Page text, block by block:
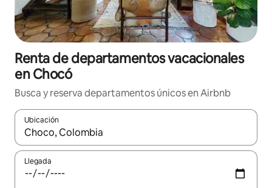
Renta de departamentos vacacionales
en Chocó
Busca y reserva departamentos únicos en Airbnb
Ubicación
Cuando los resultados estén disponibles, podrás navegar
Llegada